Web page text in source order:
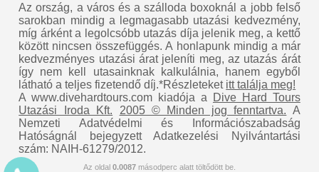
Az ország, a város és a szálloda boxoknál a jobb felső
sarokban mindig a legmagasabb utazási kedvezmény,
míg árként a legolcsóbb utazás díja jelenik meg, a kettő
között nincsen összefüggés. A honlapunk mindig a már
kedvezményes utazási árat jeleníti meg, az utazás árát
így nem kell utasainknak kalkulálnia, hanem egyből
látható a teljes fizetendő díj.*Részleteket itt találja meg!
A www.divehardtours.com kiadója a
Dive Hard Tours
Utazási Iroda Kft.
2005 © Minden jog fenntartva. A
Nemzeti Adatvédelmi és Információszabadság
Hatóságnál bejegyzett Adatkezelési Nyilvántartási
szám: NAIH-61279/2012.
Az oldal 0.0087 másodperc alatt töltődött be.